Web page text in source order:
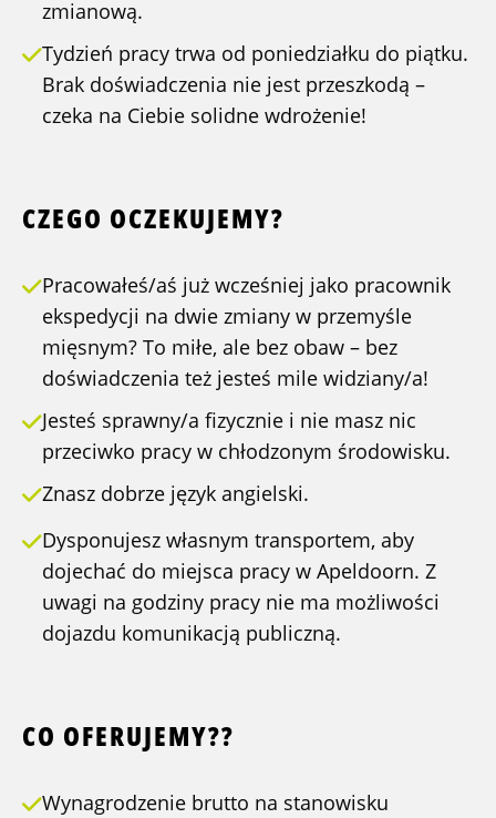
zmianową.
Tydzień pracy trwa od poniedziałku do piątku.
Brak doświadczenia nie jest przeszkodą –
czeka na Ciebie solidne wdrożenie!
CZEGO OCZEKUJEMY?
Pracowałeś/aś już wcześniej jako pracownik
ekspedycji na dwie zmiany w przemyśle
mięsnym? To miłe, ale bez obaw – bez
doświadczenia też jesteś mile widziany/a!
Jesteś sprawny/a fizycznie i nie masz nic
przeciwko pracy w chłodzonym środowisku.
Znasz dobrze język angielski.
Dysponujesz własnym transportem, aby
dojechać do miejsca pracy w Apeldoorn. Z
uwagi na godziny pracy nie ma możliwości
dojazdu komunikacją publiczną.
CO OFERUJEMY??
Wynagrodzenie brutto na stanowisku